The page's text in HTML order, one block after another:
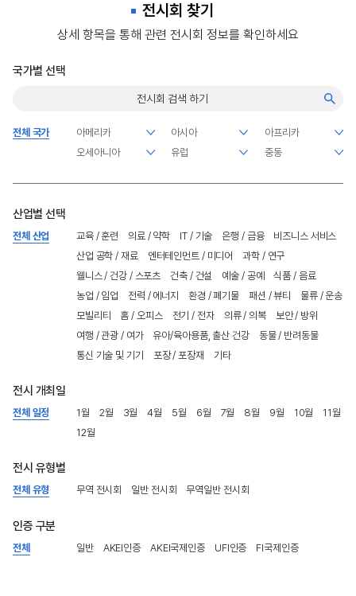
전시회 찾기
상세 항목을 통해 관련 전시회 정보를 확인하세요
국가별 선택
전체 국가
산업별 선택
전체 산업 교육 / 훈련 의료 / 약학 IT / 기술 은행 / 금융
비즈니스 서비스
산업 공학 / 재료
엔터테인먼트 / 미디어
과학 / 연구
웰니스 / 건강 / 스포츠
건축 / 건설 예술 / 공예
식품 / 음료
농업 / 임업
전력 / 에너지 환경 / 폐기물 패션 / 뷰티
물류 / 운송
모빌리티
홈 / 오피스 전기 / 전자 의류 / 의복
보안 / 방위
여행 / 관광 / 여가
유아/육아용품, 출산 건강
동물 / 반려동물
통신 기술 및 기기
포장 / 포장재 기타
전시 개최일
전체 일정 1월 2월 3월 4월 5월 6월 7월 8월 9월 10월
11월
12월
전시 유형별
전체 유형 무역 전시회 일반 전시회 무역일반 전시회
인증 구분
전체 일반 AKEI인증 AKEI국제인증 UFI인증 FI국제인증